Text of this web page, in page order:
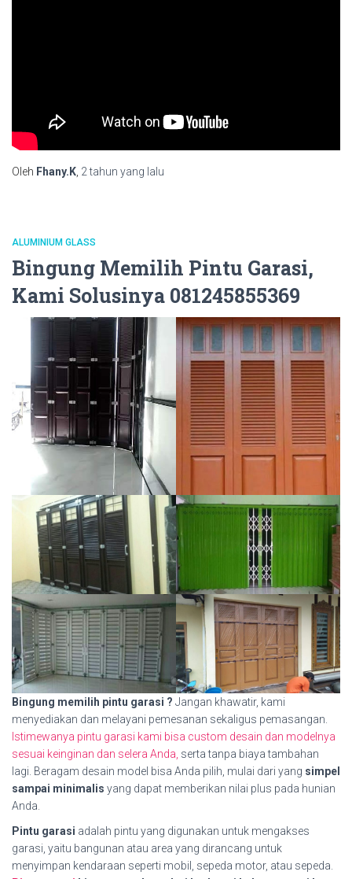
Oleh Fhany.K 2 tahun yang lalu
ALUMINIUM GLASS
Bingung Memilih Pintu Garasi,
Kami Solusinya 081245855369
Bingung memilih pintu garasi ? Jangan khawatir, kami
menyediakan dan melayani pemesanan sekaligus pemasangan.
Istimewanya pintu garasi kami bisa custom desain dan modelnya
sesuai keinginan dan selera Anda, serta tanpa biaya tambahan
lagi. Beragam desain model bisa Anda pilih, mulai dari yang simpel
sampai minimalis yang dapat memberikan nilai plus pada hunian
Anda.
Pintu garasi adalah pintu yang digunakan untuk mengakses
garasi, yaitu bangunan atau area yang dirancang untuk
menyimpan kendaraan seperti mobil, sepeda motor, atau sepeda.